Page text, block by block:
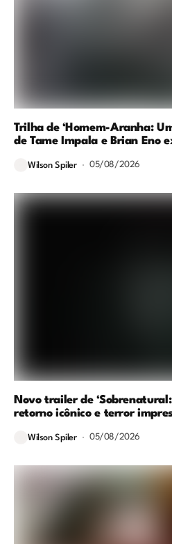
Trilha de ‘Homem-Aranha:
de Tame Impala e Brian Eno
Wilson Spiler 05/08/2026
Novo trailer de
retorno icônico e terror
Wilson Spiler 05/08/2026